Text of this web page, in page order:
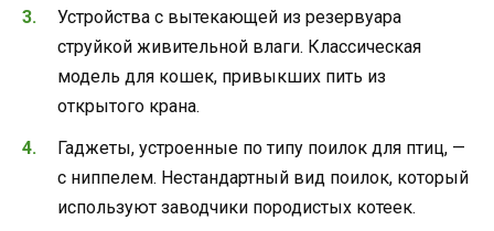
Устройства с вытекающей из резервуара
струйкой живительной влаги. Классическая
модель для кошек, привыкших пить из
открытого крана.
Гаджеты, устроенные по типу поилок для птиц, —
с ниппелем. Нестандартный вид поилок, который
используют заводчики породистых котеек.